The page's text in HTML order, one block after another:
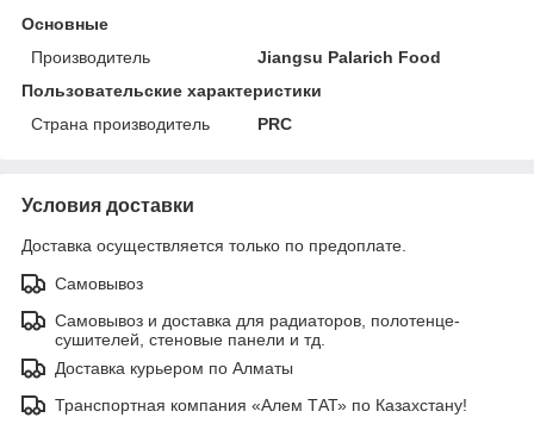
Основные
Производитель
Jiangsu Palarich Food
Пользовательские характеристики
Страна производитель
PRC
Условия доставки
Доставка осуществляется только по предоплате.
Самовывоз
Самовывоз и доставка для радиаторов, полотенце-
сушителей, стеновые панели и тд.
Доставка курьером по Алматы
Транспортная компания «Алем ТАТ» по Казахстану!